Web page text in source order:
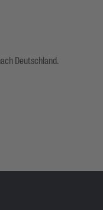
Deutschland.